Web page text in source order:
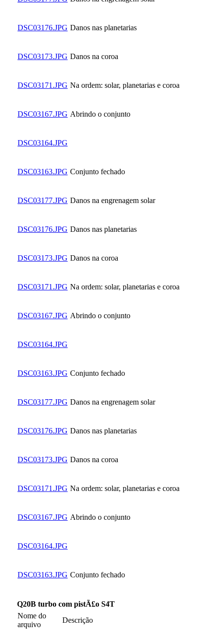
DSC03176.JPG Danos nas planetarias
DSC03173.JPG Danos na coroa
DSC03171.JPG Na ordem: solar, planetarias e coroa
DSC03167.JPG Abrindo o conjunto
DSC03164.JPG
DSC03163.JPG Conjunto fechado
DSC03177.JPG Danos na engrenagem solar
DSC03176.JPG Danos nas planetarias
DSC03173.JPG Danos na coroa
DSC03171.JPG Na ordem: solar, planetarias e coroa
DSC03167.JPG Abrindo o conjunto
DSC03164.JPG
DSC03163.JPG Conjunto fechado
DSC03177.JPG Danos na engrenagem solar
DSC03176.JPG Danos nas planetarias
DSC03173.JPG Danos na coroa
DSC03171.JPG Na ordem: solar, planetarias e coroa
DSC03167.JPG Abrindo o conjunto
DSC03164.JPG
DSC03163.JPG Conjunto fechado
Q20B turbo com pistÃ£o S4T
Nome do
arquivo
Descrição